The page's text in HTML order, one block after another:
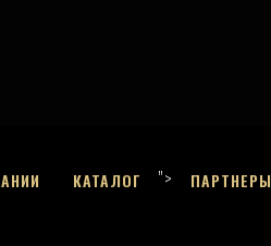
КАТАЛОГ "> ПАРТНЕРЫ